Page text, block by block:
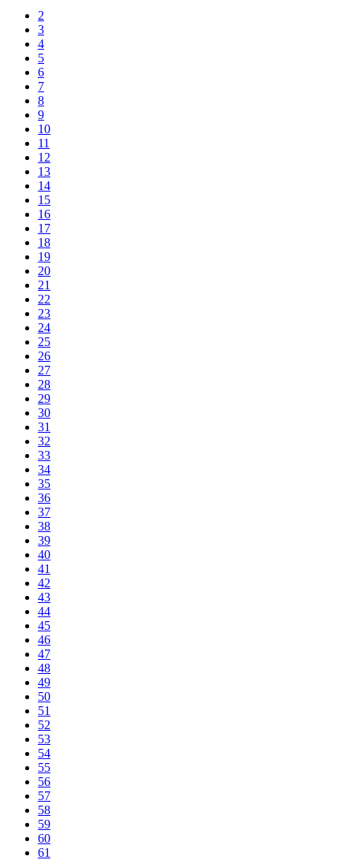
2
3
4
5
6
7
8
9
10
11
12
13
14
15
16
17
18
19
20
21
22
23
24
25
26
27
28
29
30
31
32
33
34
35
36
37
38
39
40
41
42
43
44
45
46
47
48
49
50
51
52
53
54
55
56
57
58
59
60
61